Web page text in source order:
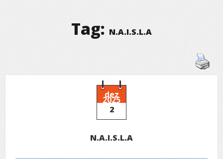
Tag: N.A.I.S.L.A
dez
2025
2
N.A.I.S.L.A